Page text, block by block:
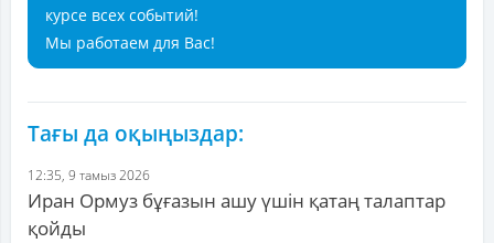
курсе всех событий!
Мы работаем для Вас!
Тағы да оқыңыздар:
12:35, 9 тамыз 2026
Иран Ормуз бұғазын ашу үшін қатаң талаптар
қойды